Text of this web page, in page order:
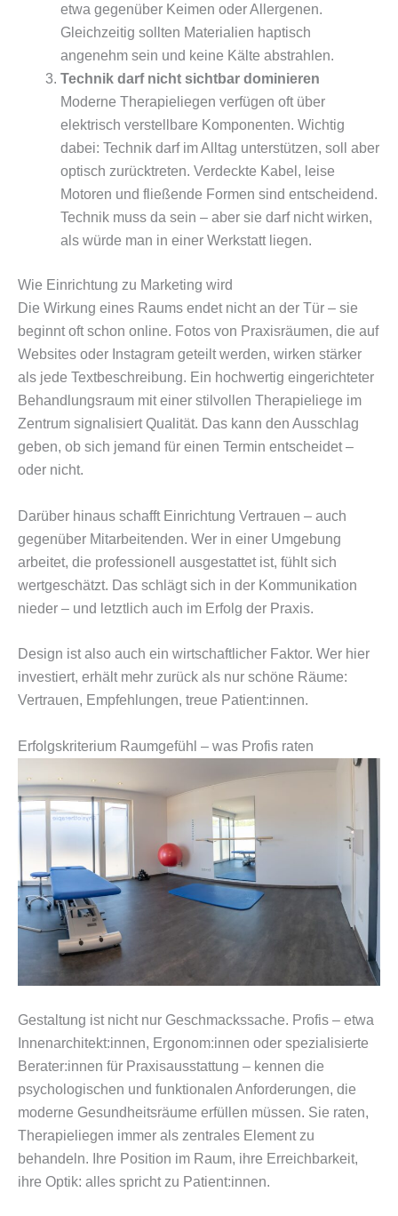
etwa gegenüber Keimen oder Allergenen.
Gleichzeitig sollten Materialien haptisch
angenehm sein und keine Kälte abstrahlen.
Technik darf nicht sichtbar dominieren
Moderne Therapieliegen verfügen oft über
elektrisch verstellbare Komponenten. Wichtig
dabei: Technik darf im Alltag unterstützen, soll aber
optisch zurücktreten. Verdeckte Kabel, leise
Motoren und fließende Formen sind entscheidend.
Technik muss da sein – aber sie darf nicht wirken,
als würde man in einer Werkstatt liegen.
Wie Einrichtung zu Marketing wird
Die Wirkung eines Raums endet nicht an der Tür – sie
beginnt oft schon online. Fotos von Praxisräumen, die auf
Websites oder Instagram geteilt werden, wirken stärker
als jede Textbeschreibung. Ein hochwertig eingerichteter
Behandlungsraum mit einer stilvollen Therapieliege im
Zentrum signalisiert Qualität. Das kann den Ausschlag
geben, ob sich jemand für einen Termin entscheidet –
oder nicht.
Darüber hinaus schafft Einrichtung Vertrauen – auch
gegenüber Mitarbeitenden. Wer in einer Umgebung
arbeitet, die professionell ausgestattet ist, fühlt sich
wertgeschätzt. Das schlägt sich in der Kommunikation
nieder – und letztlich auch im Erfolg der Praxis.
Design ist also auch ein wirtschaftlicher Faktor. Wer hier
investiert, erhält mehr zurück als nur schöne Räume:
Vertrauen, Empfehlungen, treue Patient:innen.
Erfolgskriterium Raumgefühl – was Profis raten
Gestaltung ist nicht nur Geschmackssache. Profis – etwa
Innenarchitekt:innen, Ergonom:innen oder spezialisierte
Berater:innen für Praxisausstattung – kennen die
psychologischen und funktionalen Anforderungen, die
moderne Gesundheitsräume erfüllen müssen. Sie raten,
Therapieliegen immer als zentrales Element zu
behandeln. Ihre Position im Raum, ihre Erreichbarkeit,
ihre Optik: alles spricht zu Patient:innen.